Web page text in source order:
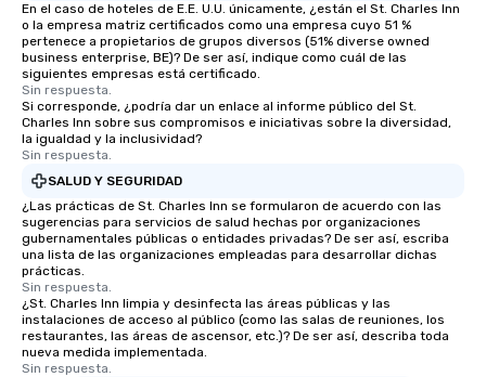
En el caso de hoteles de E.E. U.U. únicamente, ¿están el St. Charles Inn
o la empresa matriz certificados como una empresa cuyo 51 %
pertenece a propietarios de grupos diversos (51% diverse owned
business enterprise, BE)? De ser así, indique como cuál de las
siguientes empresas está certificado.
Sin respuesta.
Si corresponde, ¿podría dar un enlace al informe público del St.
Charles Inn sobre sus compromisos e iniciativas sobre la diversidad,
la igualdad y la inclusividad?
Sin respuesta.
SALUD Y SEGURIDAD
¿Las prácticas de St. Charles Inn se formularon de acuerdo con las
sugerencias para servicios de salud hechas por organizaciones
gubernamentales públicas o entidades privadas? De ser así, escriba
una lista de las organizaciones empleadas para desarrollar dichas
prácticas.
Sin respuesta.
¿St. Charles Inn limpia y desinfecta las áreas públicas y las
instalaciones de acceso al público (como las salas de reuniones, los
restaurantes, las áreas de ascensor, etc.)? De ser así, describa toda
nueva medida implementada.
Sin respuesta.